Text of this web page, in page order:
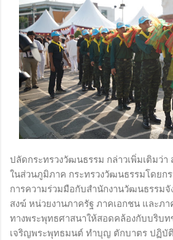
ปลัดกระทรวงวัฒนธรรม กล่าวเพิ่มเติมว่า
ในส่วนภูมิภาค กระทรวงวัฒนธรรมโดยก
การความร่วมมือกับสำนักงานวัฒนธรรม
สงฆ์ หน่วยงานภาครัฐ ภาคเอกชน และภ
ทางพระพุทธศาสนาให้สอดคล้องกับบริบ
เจริญพระพุทธมนต์ ทำบุญ ตักบาตร ปฏิบั